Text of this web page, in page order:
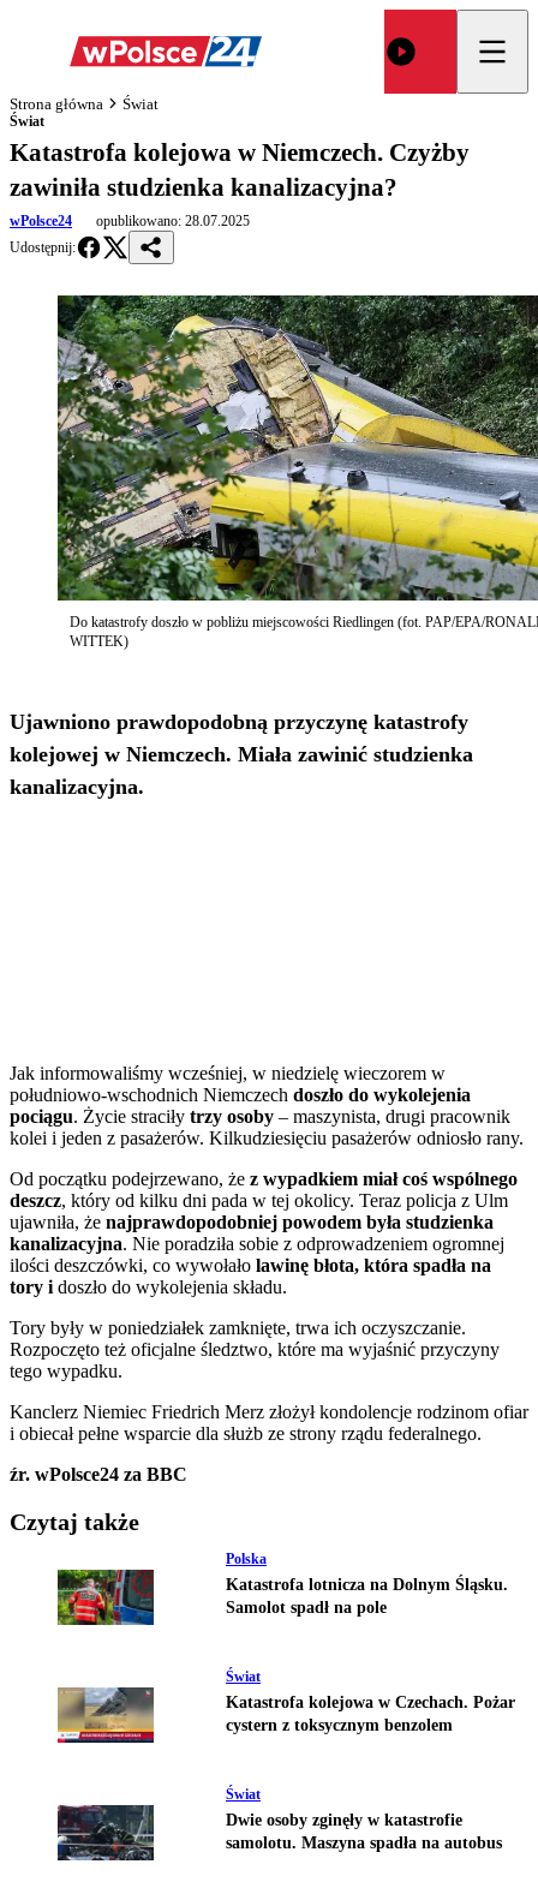
Strona główna Świat
Świat
Katastrofa kolejowa w Niemczech. Czyżby
zawiniła studzienka kanalizacyjna?
wPolsce24 opublikowano: 28.07.2025
Udostępnij:
Do katastrofy doszło w pobliżu miejscowości Riedlingen (fot. PAP/EPA/
WITTEK)
Ujawniono prawdopodobną przyczynę katastrofy
kolejowej w Niemczech. Miała zawinić studzienka
kanalizacyjna.
Jak informowaliśmy wcześniej, w niedzielę wieczorem w
południowo-wschodnich Niemczech doszło do wykolejenia
pociągu. Życie straciły trzy osoby – maszynista, drugi pracownik
kolei i jeden z pasażerów. Kilkudziesięciu pasażerów odniosło rany.
Od początku podejrzewano, że z wypadkiem miał coś wspólnego
deszcz, który od kilku dni pada w tej okolicy. Teraz policja z Ulm
ujawniła, że najprawdopodobniej powodem była studzienka
kanalizacyjna. Nie poradziła sobie z odprowadzeniem ogromnej
ilości deszczówki, co wywołało lawinę błota, która spadła na
tory i doszło do wykolejenia składu.
Tory były w poniedziałek zamknięte, trwa ich oczyszczanie.
Rozpoczęto też oficjalne śledztwo, które ma wyjaśnić przyczyny
tego wypadku.
Kanclerz Niemiec Friedrich Merz złożył kondolencje rodzinom ofiar
i obiecał pełne wsparcie dla służb ze strony rządu federalnego.
źr. wPolsce24 za BBC
Czytaj także
Polska
Katastrofa lotnicza na Dolnym Śląsku.
Samolot spadł na pole
Świat
Katastrofa kolejowa w Czechach. Pożar
cystern z toksycznym benzolem
Świat
Dwie osoby zginęły w katastrofie
samolotu. Maszyna spadła na autobus